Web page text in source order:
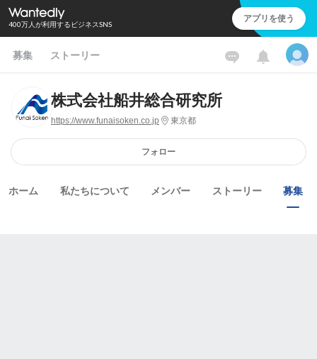
400万人が利用するビジネスSNS アプリを使う
募集 ストーリー
株式会社船井総合研究所
https://www.funaisoken.co.jp 東京都
フォロー
ホーム 私たちについて メンバー ストーリー 募集